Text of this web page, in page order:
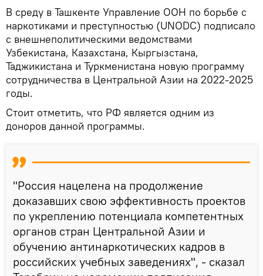
В среду в Ташкенте Управление ООН по борьбе с
наркотиками и преступностью (UNODC) подписало
с внешнеполитическими ведомствами
Узбекистана, Казахстана, Кыргызстана,
Таджикистана и Туркменистана новую программу
сотрудничества в Центральной Азии на 2022-2025
годы.
Стоит отметить, что РФ является одним из
доноров данной программы.
"Россия нацелена на продолжение
доказавших свою эффективность проектов
по укреплению потенциала компетентных
органов стран Центральной Азии и
обучению антинаркотических кадров в
российских учебных заведениях", - сказал